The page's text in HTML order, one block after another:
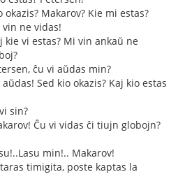
okazis? Makarov? Kie mi estas?
vin ne vidas!
kie vi estas? Mi vin ankaŭ ne
ĉu vi aŭdas min?
aŭdas! Sed kio okazis? Kaj kio estas
sin?
Ĉu vi vidas ĉi tiujn globojn?
min!.. Makarov!
timigita, poste kaptas la